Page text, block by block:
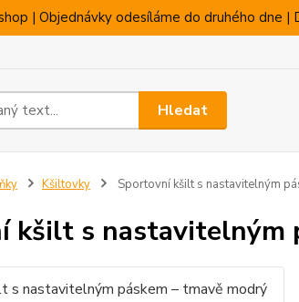
| Objednávky odesíláme do druhého dne |
Hledat
Kšiltovky Sportovní kšilt s nastavitelným
kšilt s nastavitelným